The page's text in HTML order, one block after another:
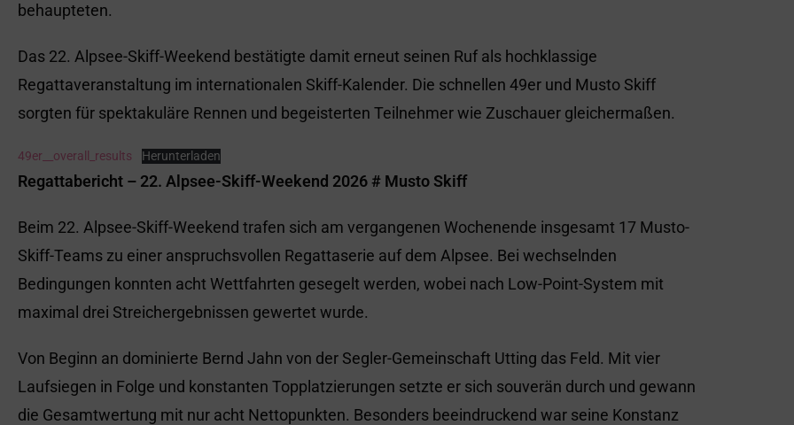
behaupteten.
Das 22. Alpsee-Skiff-Weekend bestätigte damit erneut seinen Ruf als hochklassige
Regattaveranstaltung im internationalen Skiff-Kalender. Die schnellen 49er und Musto Skiff
sorgten für spektakuläre Rennen und begeisterten Teilnehmer wie Zuschauer gleichermaßen.
49er__overall_results Herunterladen
Regattabericht – 22. Alpsee-Skiff-Weekend 2026 # Musto Skiff
Beim 22. Alpsee-Skiff-Weekend trafen sich am vergangenen Wochenende insgesamt 17 Musto-
Skiff-Teams zu einer anspruchsvollen Regattaserie auf dem Alpsee. Bei wechselnden
Bedingungen konnten acht Wettfahrten gesegelt werden, wobei nach Low-Point-System mit
maximal drei Streichergebnissen gewertet wurde.
Von Beginn an dominierte Bernd Jahn von der Segler-Gemeinschaft Utting das Feld. Mit vier
Laufsiegen in Folge und konstanten Topplatzierungen setzte er sich souverän durch und gewann
die Gesamtwertung mit nur acht Nettopunkten. Besonders beeindruckend war seine Konstanz